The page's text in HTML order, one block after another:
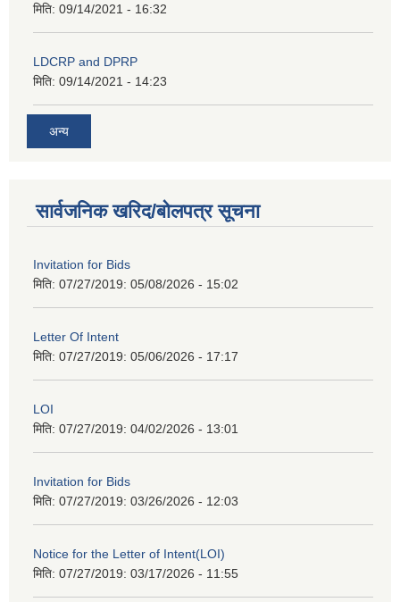
मिति: 09/14/2021 - 16:32
LDCRP and DPRP
मिति: 09/14/2021 - 14:23
अन्य
सार्वजनिक खरिद/बोलपत्र सूचना
Invitation for Bids
मिति: 07/27/2019: 05/08/2026 - 15:02
Letter Of Intent
मिति: 07/27/2019: 05/06/2026 - 17:17
LOI
मिति: 07/27/2019: 04/02/2026 - 13:01
Invitation for Bids
मिति: 07/27/2019: 03/26/2026 - 12:03
Notice for the Letter of Intent(LOI)
मिति: 07/27/2019: 03/17/2026 - 11:55